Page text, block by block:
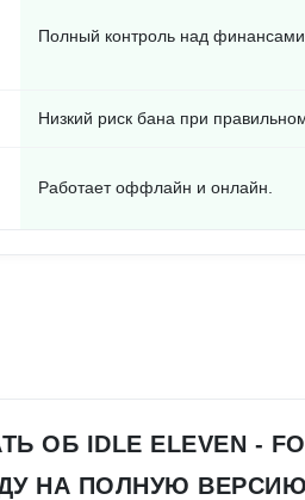
Полный контроль над финансами
Низкий риск бана при
Работает оффлайн и онлайн.
ОБ IDLE ELEVEN -
НА ПОЛНУЮ